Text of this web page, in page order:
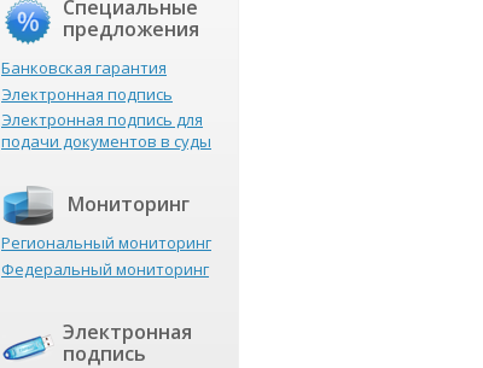
Специальные
предложения
Банковская гарантия
Электронная подпись
Электронная подпись для
подачи документов в суды
Мониторинг
Региональный мониторинг
Федеральный мониторинг
Электронная
подпись